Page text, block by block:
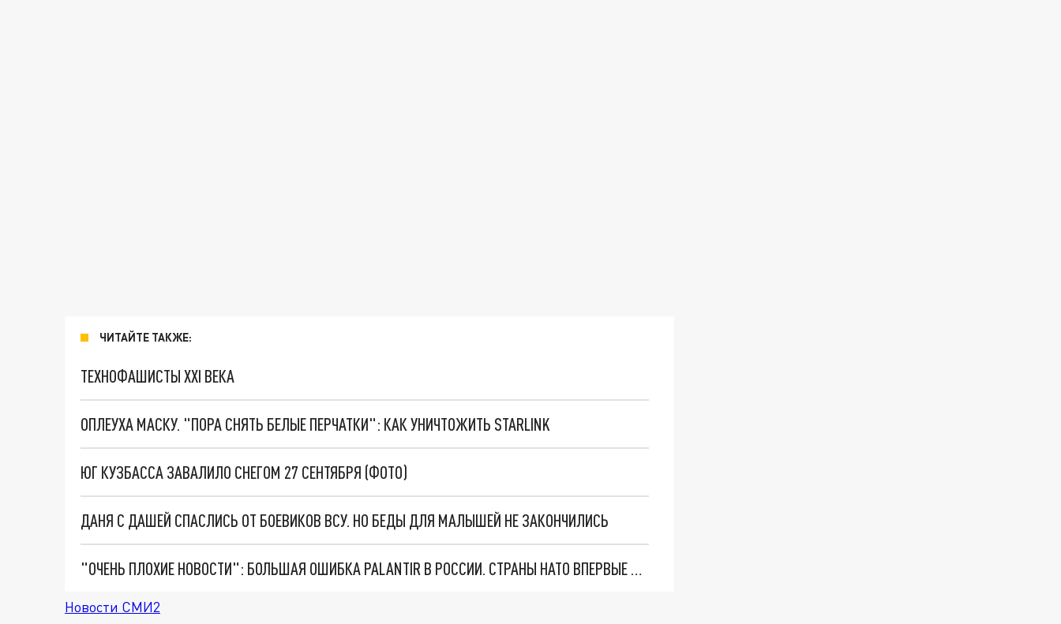
ЧИТАЙТЕ ТАКЖЕ:
ТЕХНОФАШИСТЫ XXI ВЕКА
ОПЛЕУХА МАСКУ. "ПОРА СНЯТЬ БЕЛЫЕ ПЕРЧАТКИ": КАК УНИЧТОЖИТЬ STARLINK
ЮГ КУЗБАССА ЗАВАЛИЛО СНЕГОМ 27 СЕНТЯБРЯ (ФОТО)
ДАНЯ С ДАШЕЙ СПАСЛИСЬ ОТ БОЕВИКОВ ВСУ. НО БЕДЫ ДЛЯ МАЛЫШЕЙ НЕ ЗАКОНЧИЛИСЬ
"ОЧЕНЬ ПЛОХИЕ НОВОСТИ": БОЛЬШАЯ ОШИБКА PALANTIR В РОССИИ. СТРАНЫ НАТО ВПЕРВЫЕ ЗА СВО ОСТАНОВИЛИ ПОСТАВКИ ОРУЖИЯ. ВСУ ТЕРЯЮТ ПРИГРАНИЧЬЕ?
Новости СМИ2